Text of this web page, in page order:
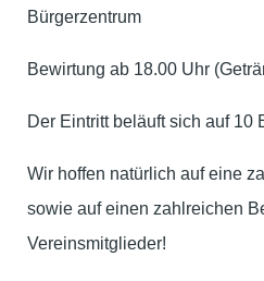
Bürgerzentrum
Bewirtung ab 18.00 Uhr
Der Eintritt beläuft sich auf 10
Wir hoffen natürlich auf eine
sowie auf einen zahlreichen
Vereinsmitglieder!